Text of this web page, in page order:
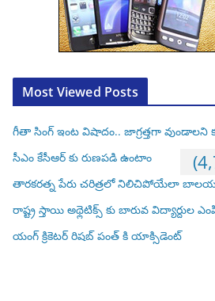
Most Viewed Posts
గీతా సింగ్ ఇంట విషాదం.. జాగ్రత్తగా
సీఎం కేసీఆర్ కు రుణపడి ఉంటాం
తారకరత్న పేరు చరిత్రలో నిలిచిపోయేలా
రాష్ట్ర స్తాయి అథ్లెటిక్స్ కు బారువ విద్యార్దుల
యంగ్ క్రికెటర్ రిషబ్ పంత్ కి యాక్సిడెంట్